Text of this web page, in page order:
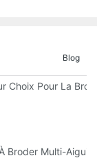
Blog
Choix Pour La
À Tête Unique Et
Broder Multi-